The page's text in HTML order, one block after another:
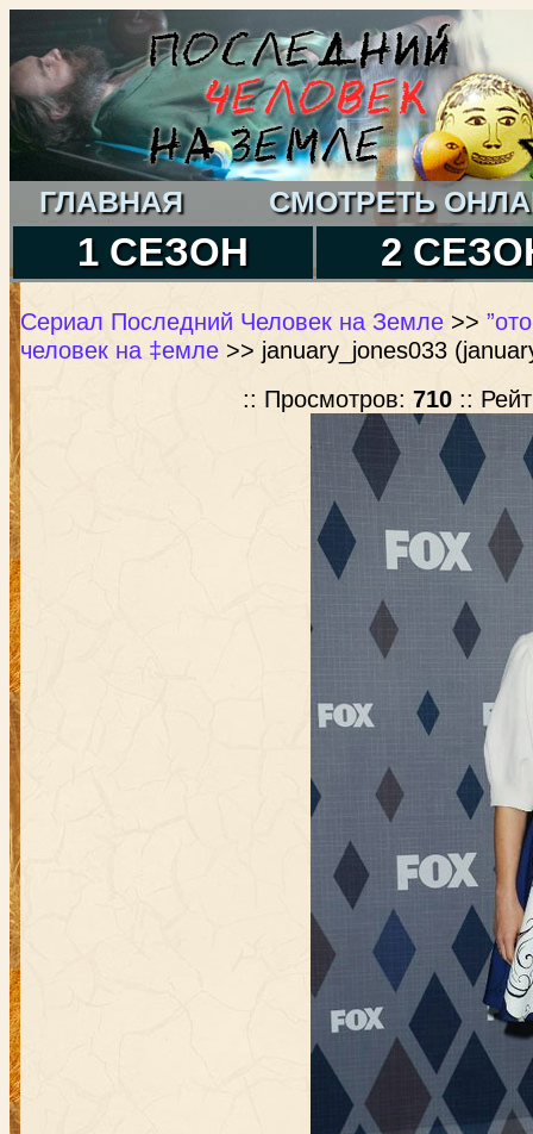
ГЛАВНАЯ СМОТРЕТЬ
1 СЕЗОН 2
Сериал Последний Человек на Земле >>
человек на ‡емле >> january_jones033
:: Просмотров: 710 ::